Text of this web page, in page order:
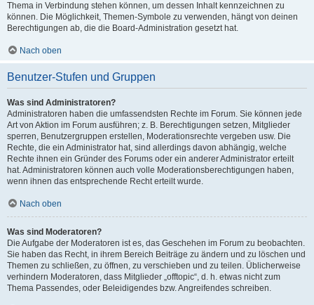
Thema in Verbindung stehen können, um dessen Inhalt kennzeichnen zu
können. Die Möglichkeit, Themen-Symbole zu verwenden, hängt von deinen
Berechtigungen ab, die die Board-Administration gesetzt hat.
Nach oben
Benutzer-Stufen und Gruppen
Was sind Administratoren?
Administratoren haben die umfassendsten Rechte im Forum. Sie können jede
Art von Aktion im Forum ausführen; z. B. Berechtigungen setzen, Mitglieder
sperren, Benutzergruppen erstellen, Moderationsrechte vergeben usw. Die
Rechte, die ein Administrator hat, sind allerdings davon abhängig, welche
Rechte ihnen ein Gründer des Forums oder ein anderer Administrator erteilt
hat. Administratoren können auch volle Moderationsberechtigungen haben,
wenn ihnen das entsprechende Recht erteilt wurde.
Nach oben
Was sind Moderatoren?
Die Aufgabe der Moderatoren ist es, das Geschehen im Forum zu beobachten.
Sie haben das Recht, in ihrem Bereich Beiträge zu ändern und zu löschen und
Themen zu schließen, zu öffnen, zu verschieben und zu teilen. Üblicherweise
verhindern Moderatoren, dass Mitglieder „offtopic“, d. h. etwas nicht zum
Thema Passendes, oder Beleidigendes bzw. Angreifendes schreiben.